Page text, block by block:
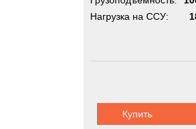
Нагрузка на ССУ:
Купить